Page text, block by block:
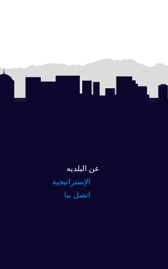
عن البلديه
الإستراتيجية
اتصل بنا